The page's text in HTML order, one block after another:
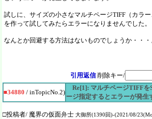
試しに、サイズの小さなマルチページTIFF（カラー
を作って試してみたらエラーになりませんでした。
なんとか回避する方法はないものでしょうか・・・
引用返信 削除キー/
■34880 / inTopicNo.2)
Re[1]: マルチページTIFFを
ージ指定するとエラーが発生
□投稿者/ 魔界の仮面弁士 大御所(1390回)-(2021/08/